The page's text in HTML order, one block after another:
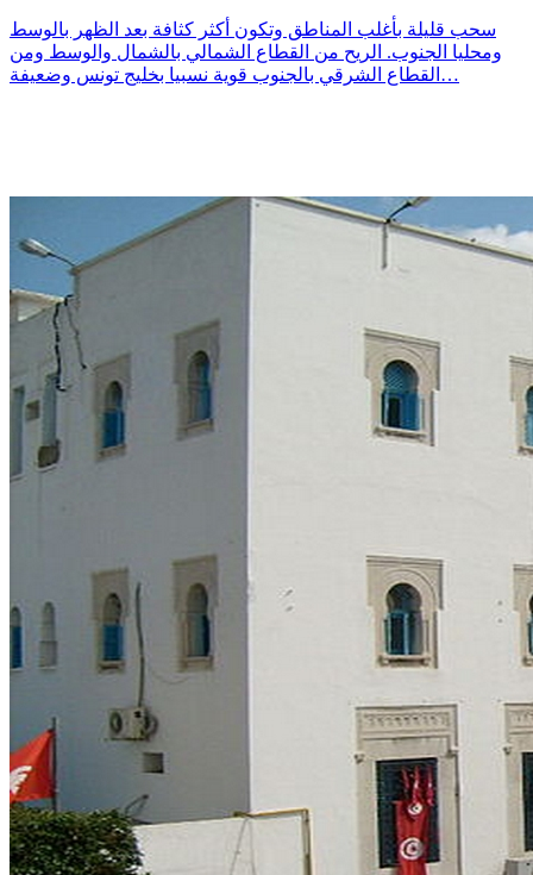
سحب قليلة بأغلب المناطق وتكون أكثر كثافة بعد الظهر بالوسط
ومحليا الجنوب. الريح من القطاع الشمالي بالشمال والوسط ومن
القطاع الشرقي بالجنوب قوية نسبيا بخليج تونس وضعيفة…